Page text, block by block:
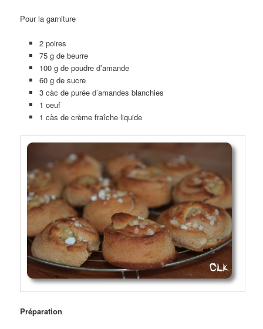
Pour la garniture
2 poires
75 g de beurre
100 g de poudre d’amande
60 g de sucre
3 càc de purée d’amandes blanchies
1 oeuf
1 càs de crème fraîche liquide
Préparation